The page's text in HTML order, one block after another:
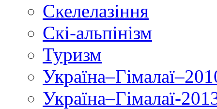
Скелелазіння
Скі-альпінізм
Туризм
Україна–Гімалаї-